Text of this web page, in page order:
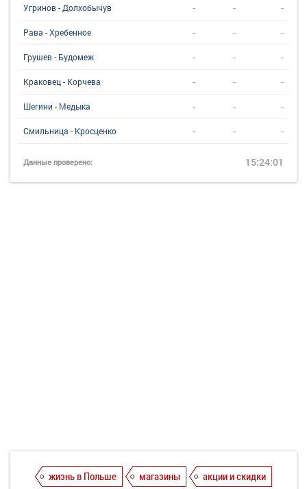
Угринов - Долхобычув - - -
Рава - Хребенное - - -
Грушев - Будомеж - - -
Краковец - Корчева - - -
Шегини - Медыка - - -
Смильница - Кросценко - - -
Данные проверено: 15:24:01
жизнь в Польше магазины
акции и скидки